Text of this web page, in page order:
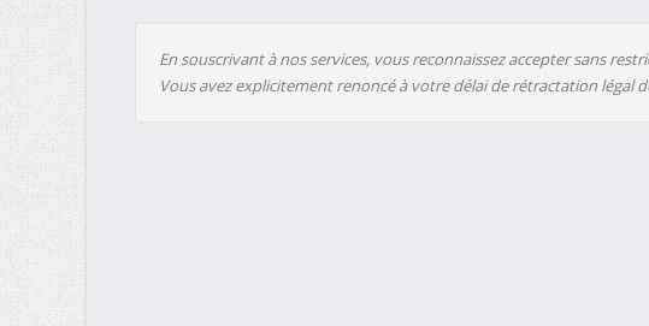
En souscrivant à nos services, vous reconnaissez accepter sans
Vous avez explicitement renoncé à votre délai de rétractation